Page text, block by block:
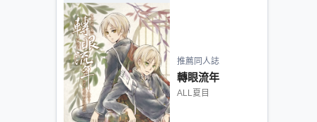
推薦同人誌
轉眼流年
ALL夏目